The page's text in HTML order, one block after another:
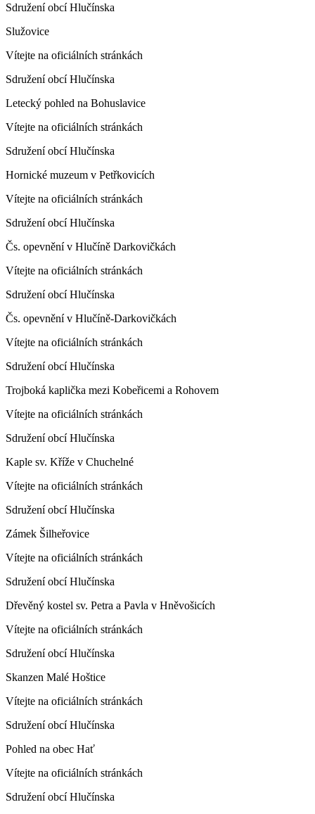
Sdružení obcí Hlučínska
Služovice
Vítejte na oficiálních stránkách
Sdružení obcí Hlučínska
Letecký pohled na Bohuslavice
Vítejte na oficiálních stránkách
Sdružení obcí Hlučínska
Hornické muzeum v Petřkovicích
Vítejte na oficiálních stránkách
Sdružení obcí Hlučínska
Čs. opevnění v Hlučíně Darkovičkách
Vítejte na oficiálních stránkách
Sdružení obcí Hlučínska
Čs. opevnění v Hlučíně-Darkovičkách
Vítejte na oficiálních stránkách
Sdružení obcí Hlučínska
Trojboká kaplička mezi Kobeřicemi a Rohovem
Vítejte na oficiálních stránkách
Sdružení obcí Hlučínska
Kaple sv. Kříže v Chuchelné
Vítejte na oficiálních stránkách
Sdružení obcí Hlučínska
Zámek Šilheřovice
Vítejte na oficiálních stránkách
Sdružení obcí Hlučínska
Dřevěný kostel sv. Petra a Pavla v Hněvošicích
Vítejte na oficiálních stránkách
Sdružení obcí Hlučínska
Skanzen Malé Hoštice
Vítejte na oficiálních stránkách
Sdružení obcí Hlučínska
Pohled na obec Hať
Vítejte na oficiálních stránkách
Sdružení obcí Hlučínska